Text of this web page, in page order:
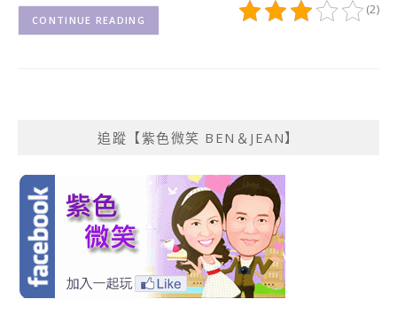
(2)
CONTINUE READING
追蹤【紫色微笑 BEN＆JEAN】